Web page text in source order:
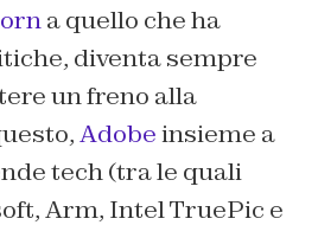
a quello che ha
diventa sempre
un freno alla
Adobeinsieme a
tech (tra le quali
Arm, Intel TruePic e